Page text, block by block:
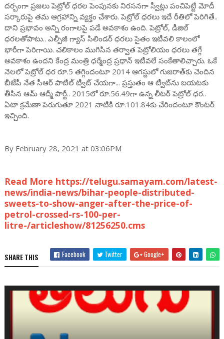
దర్బంగా ప్రజలు పెట్రోల్ ధరల పెంపునకు నిరసనగా స్వీట్లు పంచిపెట్టి మోదీ
సర్కారుపై తమ ఆగ్రహాన్ని వ్యక్తం చేశారు. పెట్రోల్ ధరలు ఇదే రీతిలో పెరిగితే..
దాని ప్రభావం అన్ని రంగాలపై పడే అవకాశం ఉంది. పెట్రోల్, డీజిల్
ధరలతోపాటు.. ఎల్పీజీ గ్యాస్ సిలిండర్ ధరలు సైతం ఇటీవలి కాలంలో
భారీగా పెరిగాయి. చలికాలం ముగిసిన తర్వాత పెట్రోలియం ధరలు తగ్గే
అవకాశం ఉందని కేంద్ర మంత్రి ధర్మేంద్ర ప్రధాన్ ఇటీవలే సంకేతాలిచ్చారు. ఒకే
నెలలో పెట్రోల్ ధర రూ.5 తగ్గిందంటూ 2014 ఆగస్టులో గుజరాత్‌కు చెందిన
బీజేపీ నేత సీఆర్ పాటిల్ ట్వీట్ చేయగా... ప్రస్తుతం ఆ ట్వీట్‌ను బయటకు
తీసిన ఆమ్ ఆద్మీ పార్టీ.. 2015లో రూ.56.49గా ఉన్న లీటర్ పెట్రోల్ ధర..
ఏటా క్రమేణా పెరుగుతూ 2021 నాటికి రూ.101.84కు చేరిందంటూ కౌంటర్
ఇచ్చింది.
By February 28, 2021 at 03:06PM
Read More https://telugu.samayam.com/latest-
news/india-news/bihar-people-distributed-
sweets-to-show-anger-after-the-price-of-
petrol-crossed-rs-100-per-
litre-/articleshow/81256250.cms
SHARE THIS Facebook Twitter Google+